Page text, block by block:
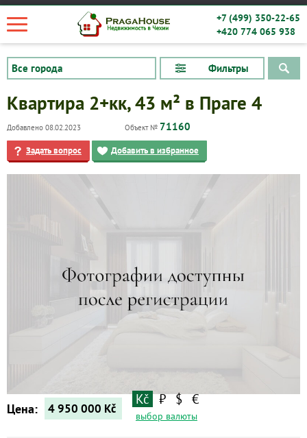
+7 (499) 350-22-65
+420 774 065 938
Фильтры
Квартиры
Квартира 2+кк, 43 м² в Праге 4
Добавлено 08.02.2023 Объект № 71160
Задать вопрос Добавить в избранное
Цена: 4 950 000 Kč
Kč ₽ $ €
выбор валюты